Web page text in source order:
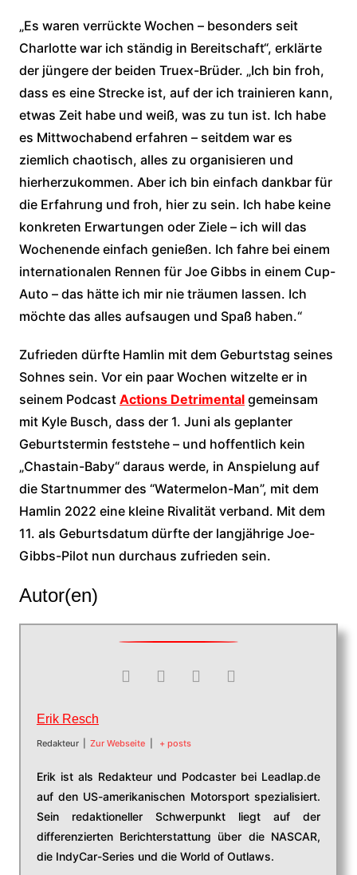
„Es waren verrückte Wochen – besonders seit
Charlotte war ich ständig in Bereitschaft“, erklärte
der jüngere der beiden Truex-Brüder. „Ich bin froh,
dass es eine Strecke ist, auf der ich trainieren kann,
etwas Zeit habe und weiß, was zu tun ist. Ich habe
es Mittwochabend erfahren – seitdem war es
ziemlich chaotisch, alles zu organisieren und
hierherzukommen. Aber ich bin einfach dankbar für
die Erfahrung und froh, hier zu sein. Ich habe keine
konkreten Erwartungen oder Ziele – ich will das
Wochenende einfach genießen. Ich fahre bei einem
internationalen Rennen für Joe Gibbs in einem Cup-
Auto – das hätte ich mir nie träumen lassen. Ich
möchte das alles aufsaugen und Spaß haben.“
Zufrieden dürfte Hamlin mit dem Geburtstag seines
Sohnes sein. Vor ein paar Wochen witzelte er in
seinem Podcast Actions Detrimental gemeinsam
mit Kyle Busch, dass der 1. Juni als geplanter
Geburtstermin feststehe – und hoffentlich kein
„Chastain-Baby“ daraus werde, in Anspielung auf
die Startnummer des “Watermelon-Man”, mit dem
Hamlin 2022 eine kleine Rivalität verband. Mit dem
11. als Geburtsdatum dürfte der langjährige Joe-
Gibbs-Pilot nun durchaus zufrieden sein.
Autor(en)
Erik Resch
Redakteur Zur Webseite + posts
Erik ist als Redakteur und Podcaster bei Leadlap.de
auf den US-amerikanischen Motorsport spezialisiert.
Sein redaktioneller Schwerpunkt liegt auf der
differenzierten Berichterstattung über die NASCAR,
die IndyCar-Series und die World of Outlaws.